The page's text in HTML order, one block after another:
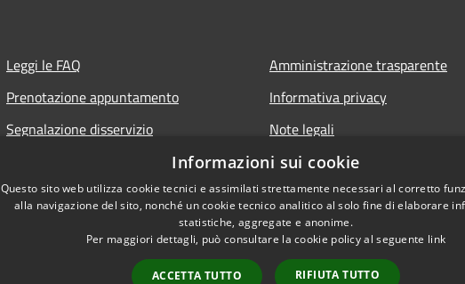
Leggi le FAQ
Prenotazione appuntamento
Segnalazione disservizio
Amministrazione trasparente
Informativa privacy
Note legali
Cookies
Dichiarazione di accessibilità
Piano di miglioramento del sito
Informazioni sui cookie
Questo sito web utilizza cookie tecnici e assimilati strettamente necessari al corretto
alla navigazione del sito, nonché un cookie tecnico analitico al solo fine di elaborare
statistiche, aggregate e anonime.
Per maggiori dettagli, può consultare la cookie policy al seguente link
ACCETTA TUTTO RIFIUTA TUTTO